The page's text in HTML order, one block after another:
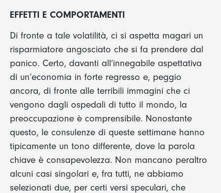
EFFETTI E COMPORTAMENTI
Di fronte a tale volatilità, ci si aspetta magari un
risparmiatore angosciato che si fa prendere dal
panico. Certo, davanti all’innegabile aspettativa
di un’economia in forte regresso e, peggio
ancora, di fronte alle terribili immagini che ci
vengono dagli ospedali di tutto il mondo, la
preoccupazione è comprensibile. Nonostante
questo, le consulenze di queste settimane hanno
tipicamente un tono differente, dove la parola
chiave è consapevolezza. Non mancano peraltro
alcuni casi singolari e, fra tutti, ne abbiamo
selezionati due, per certi versi speculari, che